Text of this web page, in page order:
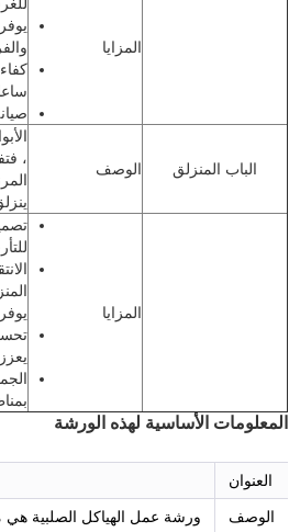
المزايا
الباب المنزلق الوصف
المزايا
المعلومات الأساسية لهذه الورشة
العنوان
الوصف
ورشة عمل الهياكل الصلبية